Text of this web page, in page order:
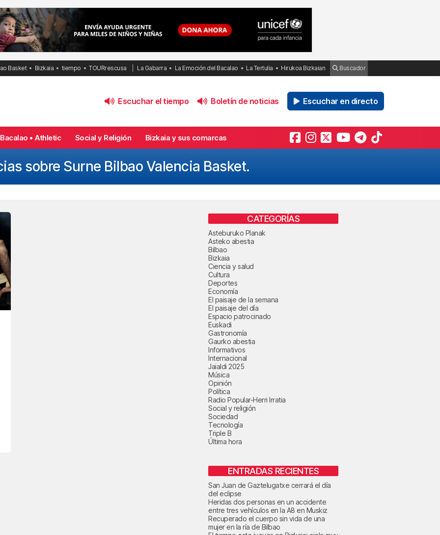
Basket Bizkaia tiempo TOURrescusa La Gabarra La Emoción del Bacalao La Tertulia Hirukoa Bizkaian Buscador
Escuchar el tiempo Boletín de noticias Escuchar en directo
Bacalao • Athletic Social y Religión Bizkaia y sus comarcas
sobre Surne Bilbao Valencia Basket.
CATEGORÍAS
Asteburuko Planak
Asteko abestia
Bilbao
Bizkaia
Ciencia y salud
Cultura
Deportes
Economía
El paisaje de la semana
El paisaje del día
Espacio patrocinado
Euskadi
Gastronomía
Gaurko abestia
Informativos
Internacional
Jaialdi 2025
Música
Opinión
Política
Radio Popular-Herri Irratia
Social y religión
Sociedad
Tecnología
Triple B
Última hora
ENTRADAS RECIENTES
San Juan de Gaztelugatxe cerrará el día
del eclipse
Heridas dos personas en un accidente
entre tres vehículos en la A8 en Muskiz
Recuperado el cuerpo sin vida de una
mujer en la ría de Bilbao